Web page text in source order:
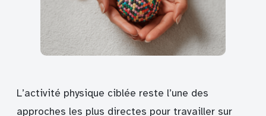
L’activité physique ciblée reste l’une des
approches les plus directes pour travailler sur